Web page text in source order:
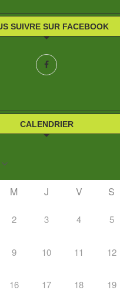
SUIVRE SUR FACEBOOK
CALENDRIER
M J V S
2 3 4 5
9 10 11 12
16 17 18 19